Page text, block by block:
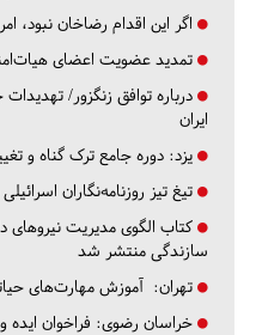
اگر این اقدام رضاخان نبود،
تمدید عضویت اعضای
درباره توافق زنگزور/
ایران
یزد: دوره جامع ترک گناه و
تیغ تیز روزنامه‌نگاران
کتاب الگوی مدیریت نیروهای
سازندگی منتشر شد
تهران: آموزش مهارت‌های
خراسان رضوی: فراخوان